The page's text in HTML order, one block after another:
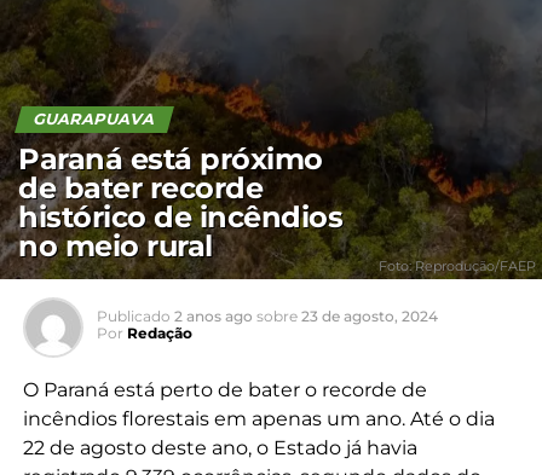
GUARAPUAVA
Paraná está próximo
de bater recorde
histórico de incêndios
no meio rural
Foto: Reprodução/FAEP
Publicado 2 anos ago sobre 23 de agosto, 2024
Por Redação
O Paraná está perto de bater o recorde de
incêndios florestais em apenas um ano. Até o dia
22 de agosto deste ano, o Estado já havia